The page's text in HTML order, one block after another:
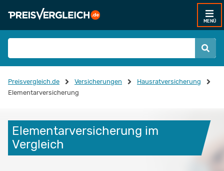
MENÜ
Preisvergleich.de Versicherungen
Hausratversicherung
Elementarversicherung
Elementarversicherung im
Vergleich